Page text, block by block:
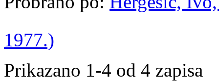
1977.)
Prikazano 1-4 od 4 zapisa